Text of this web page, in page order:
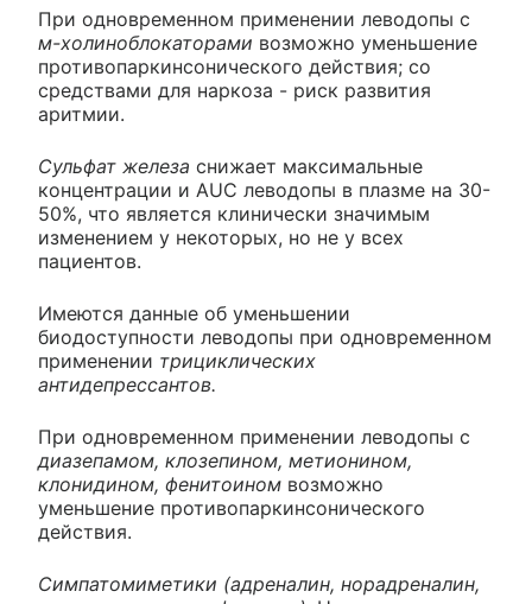
При одновременном применении леводопы с
м-холиноблокаторами возможно уменьшение
противопаркинсонического действия; со
средствами для наркоза - риск развития
аритмии.
Сульфат железа снижает максимальные
концентрации и AUC леводопы в плазме на 30-
50%, что является клинически значимым
изменением у некоторых, но не у всех
пациентов.
Имеются данные об уменьшении
биодоступности леводопы при одновременном
применении трициклических
антидепрессантов.
При одновременном применении леводопы с
диазепамом, клозепином, метионином,
клонидином, фенитоином возможно
уменьшение противопаркинсонического
действия.
Симпатомиметики (адреналин, норадреналин,